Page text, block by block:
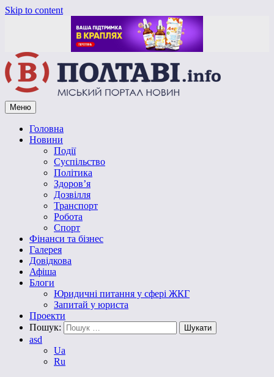
Skip to content
Vpoltave.info
Полтавський портал новин
Меню
Головна
Новини
Події
Суспільство
Політика
Здоров’я
Дозвілля
Транспорт
Робота
Спорт
Фінанси та бізнес
Галерея
Довідкова
Афіша
Блоги
Юридичні питання у сфері ЖКГ
Запитай у юриста
Проекти
Пошук:
asd
Ua
Ru